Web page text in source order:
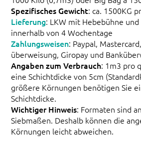
Spezifisches Gewicht: ca. 1500KG
Lieferung: LKW mit Hebebühne
innerhalb von 4 Wochentage
Zahlungsweisen: Paypal,
überweisung, Giropay und
Angaben zum Verbrauch: 1m3 pro
eine Schichtdicke von 5cm
größere Körnungen benötigen Sie
Schichtdicke.
Wichtiger Hinweis: Formaten sind
Siebmaßen. Deshalb können die
Körnungen leicht abweichen.